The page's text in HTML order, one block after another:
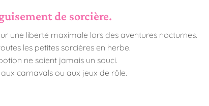
de sorcière.
une liberté maximale lors des aventures nocturnes.
les petites sorcières en herbe.
ne soient jamais un souci.
carnavals ou aux jeux de rôle.